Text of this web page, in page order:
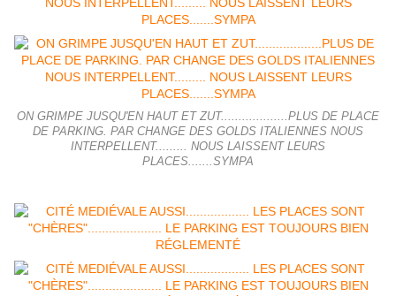
ON GRIMPE JUSQU'EN HAUT ET ZUT...................PLUS DE PLACE
DE PARKING. PAR CHANGE DES GOLDS ITALIENNES NOUS
INTERPELLENT......... NOUS LAISSENT LEURS
PLACES.......SYMPA